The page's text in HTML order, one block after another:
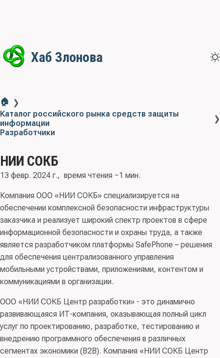
Хаб Злонова
🏠 ❯
Каталог российского рынка средств защиты
информации
❯
Разработчики
НИИ СОКБ
13 февр. 2024 г. время чтения ~1 мин.
Компания ООО «НИИ СОКБ» специализируется на
обеспечении комплексной безопасности инфраструктуры
заказчика и реализует широкий спектр проектов в сфере
информационной безопасности и охраны труда, а также
является разработчиком платформы SafePhone – решения
для обеспечения централизованного управления
мобильными устройствами, приложениями, контентом и
коммуникациями в организации.
ООО «НИИ СОКБ Центр разработки» - это динамично
развивающаяся ИТ-компания, оказывающая полный цикл
услуг по проектированию, разработке, тестированию и
внедрению программного обеспечения в различных
сегментах экономики (B2B). Компания «НИИ СОКБ Центр